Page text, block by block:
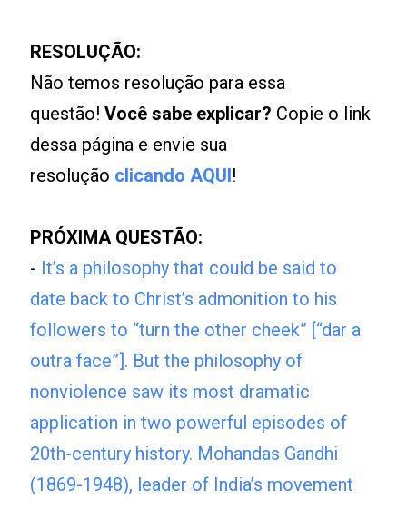
RESOLUÇÃO:
Não temos resolução para essa
questão!Você sabe explicar? Copie o link
dessa página e envie sua
resolução clicando AQUI!
PRÓXIMA QUESTÃO:
- It’s a philosophy that could be said to
date back to Christ’s admonition to his
followers to “turn the other cheek” [“dar a
outra face”]. But the philosophy of
nonviolence saw its most dramatic
application in two powerful episodes of
20th-century history. Mohandas Gandhi
(1869-1948), leader of India’s movement